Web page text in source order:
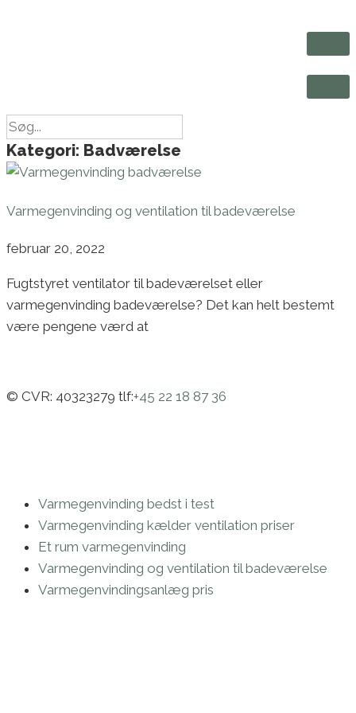
Kategori: Badværelse
Varmegenvinding og ventilation til badeværelse
februar 20, 2022
Fugtstyret ventilator til badeværelset eller
varmegenvinding badeværelse? Det kan helt bestemt
være pengene værd at
© CVR: 40323279 tlf:+45 22 18 87 36
Varmegenvinding bedst i test
Varmegenvinding kælder ventilation priser
Et rum varmegenvinding
Varmegenvinding og ventilation til badeværelse
Varmegenvindingsanlæg pris